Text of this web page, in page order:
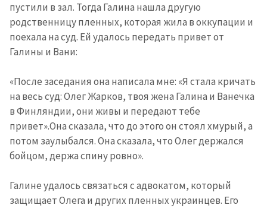
пустили в зал. Тогда Галина нашла другую
родственницу пленных, которая жила в оккупации и
поехала на суд. Ей удалось передать привет от
Галины и Вани:
«После заседания она написала мне: «Я стала кричать
на весь суд: Олег Жарков, твоя жена Галина и Ванечка
в Финляндии, они живы и передают тебе
привет».Она сказала, что до этого он стоял хмурый, а
потом заулыбался. Она сказала, что Олег держался
бойцом, держа спину ровно».
Галине удалось связаться с адвокатом, который
защищает Олега и других пленных украинцев. Его